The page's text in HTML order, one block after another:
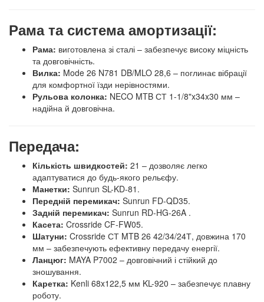
Рама та система амортизації:
Рама: виготовлена зі сталі – забезпечує високу міцність
та довговічність.
Вилка: Mode 26 N781 DB/MLO 28,6 – поглинає вібрації
для комфортної їзди нерівностями.
Рульова колонка: NECO MTB СТ 1-1/8"x34x30 мм –
надійна й довговічна.
Передача:
Кількість швидкостей: 21 – дозволяє легко
адаптуватися до будь-якого рельєфу.
Манетки: Sunrun SL-KD-81.
Передній перемикач: Sunrun FD-QD35.
Задній перемикач: Sunrun RD-HG-26A .
Касета: Crossride CF-FW05.
Шатуни: Crossride СТ MTB 26 42/34/24Т, довжина 170
мм – забезпечують ефективну передачу енергії.
Ланцюг: MAYA P7002 – довговічний і стійкий до
зношування.
Каретка: Kenli 68x122,5 мм KL-920 – забезпечує плавну
роботу.